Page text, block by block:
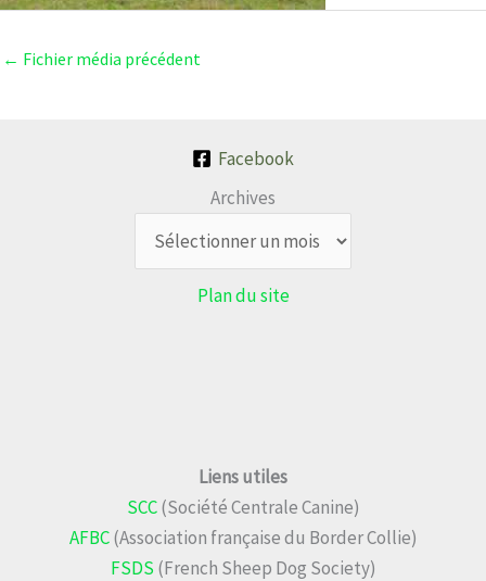
← Fichier média précédent
Facebook
Archives
Plan du site
Liens utiles
SCC(Société Centrale Canine)
AFBC(Association française du Border Collie)
FSDS (French Sheep Dog Society)